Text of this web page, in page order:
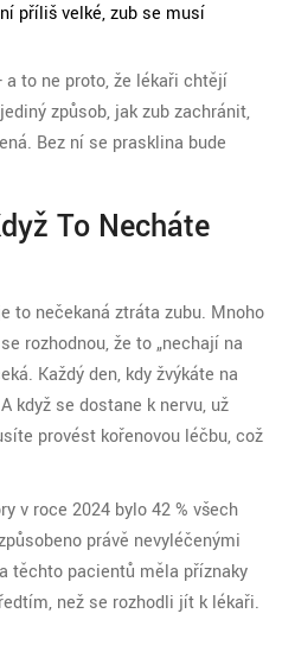
příliš velké, zub se musí
to ne proto, že lékaři chtějí
způsob, jak zub zachránit,
Bez ní se prasklina bude
To Necháte
to nečekaná ztráta zubu. Mnoho
rozhodnou, že to „nechají na
Každý den, kdy žvýkáte na
když se dostane k nervu, už
provést kořenovou léčbu, což
v roce 2024 bylo 42 % všech
právě nevyléčenými
těchto pacientů měla příznaky
než se rozhodli jít k lékaři.